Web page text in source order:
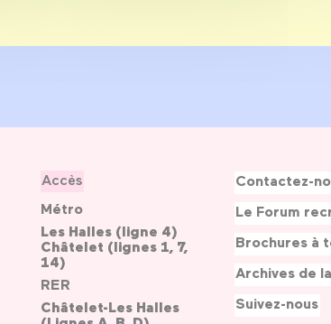
Accès
Métro
Les Halles (ligne 4)
Châtelet (lignes 1, 7,
14)
RER
Châtelet-Les Halles
Contactez-
Le Forum
Brochures à
Archives de
Suivez-nous